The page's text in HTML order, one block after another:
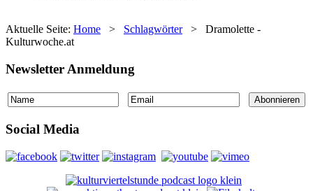
Aktuelle Seite: Home > Schlagwörter > Dramolette -
Kulturwoche.at
Newsletter Anmeldung
Social Media